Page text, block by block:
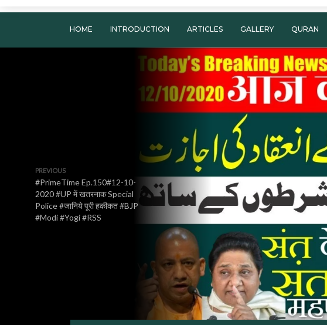
HOME INTRODUCTION ARTICLES GALLERY QURAN
PREVIOUS
#PrimeTime Ep.150#12-10-
2020 #UP में खतरनाक Special
Police #जानिये पूरी हकीकत #BJP
#Modi #Yogi #RSS